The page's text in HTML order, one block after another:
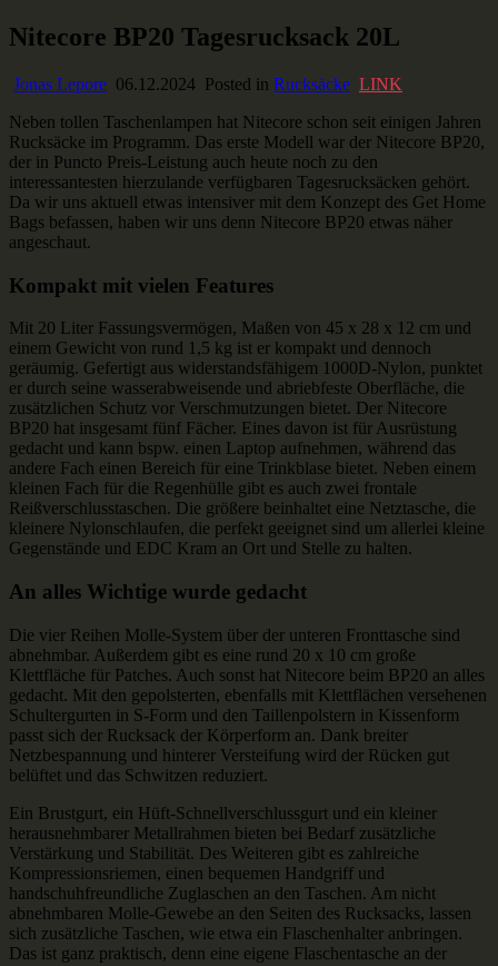
Skip
to
Ausstaffiert
Gear und Gadgets zum Verlieben
Nitecore BP20 Tagesrucksack 20L
Jonas Lepore 06.12.2024 Posted in Rucksäcke LINK
Neben tollen Taschenlampen hat Nitecore schon seit einigen Jahren
Rucksäcke im Programm. Das erste Modell war der Nitecore BP20,
der in Puncto Preis-Leistung auch heute noch zu den
interessantesten hierzulande verfügbaren Tagesrucksäcken gehört.
Da wir uns aktuell etwas intensiver mit dem Konzept des Get Home
Bags befassen, haben wir uns denn Nitecore BP20 etwas näher
angeschaut.
Kompakt mit vielen Features
Mit 20 Liter Fassungsvermögen, Maßen von 45 x 28 x 12 cm und
einem Gewicht von rund 1,5 kg ist er kompakt und dennoch
geräumig. Gefertigt aus widerstandsfähigem 1000D-Nylon, punktet
er durch seine wasserabweisende und abriebfeste Oberfläche, die
zusätzlichen Schutz vor Verschmutzungen bietet. Der Nitecore
BP20 hat insgesamt fünf Fächer. Eines davon ist für Ausrüstung
gedacht und kann bspw. einen Laptop aufnehmen, während das
andere Fach einen Bereich für eine Trinkblase bietet. Neben einem
kleinen Fach für die Regenhülle gibt es auch zwei frontale
Reißverschlusstaschen. Die größere beinhaltet eine Netztasche, die
kleinere Nylonschlaufen, die perfekt geeignet sind um allerlei kleine
Gegenstände und EDC Kram an Ort und Stelle zu halten.
An alles Wichtige wurde gedacht
Die vier Reihen Molle-System über der unteren Fronttasche sind
abnehmbar. Außerdem gibt es eine rund 20 x 10 cm große
Klettfläche für Patches. Auch sonst hat Nitecore beim BP20 an alles
gedacht. Mit den gepolsterten, ebenfalls mit Klettflächen versehenen
Schultergurten in S-Form und den Taillenpolstern in Kissenform
passt sich der Rucksack der Körperform an. Dank breiter
Netzbespannung und hinterer Versteifung wird der Rücken gut
belüftet und das Schwitzen reduziert.
Ein Brustgurt, ein Hüft-Schnellverschlussgurt und ein kleiner
herausnehmbarer Metallrahmen bieten bei Bedarf zusätzliche
Verstärkung und Stabilität. Des Weiteren gibt es zahlreiche
Kompressionsriemen, einen bequemen Handgriff und
handschuhfreundliche Zuglaschen an den Taschen. Am nicht
abnehmbaren Molle-Gewebe an den Seiten des Rucksacks, lassen
sich zusätzliche Taschen, wie etwa ein Flaschenhalter anbringen.
Das ist ganz praktisch, denn eine eigene Flaschentasche an der